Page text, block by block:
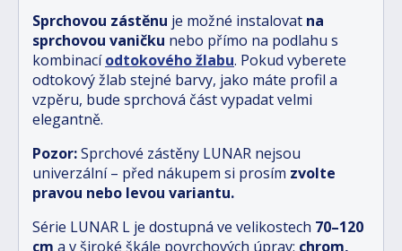
Sprchovou zástěnu je možné instalovat na
sprchovou vaničku nebo přímo na podlahu s
kombinací odtokového žlabu. Pokud vyberete
odtokový žlab stejné barvy, jako máte profil a
vzpěru, bude sprchová část vypadat velmi
elegantně.
Pozor:Sprchové zástěny LUNAR nejsou
univerzální – před nákupem si prosím zvolte
pravou nebo levou variantu.
Série LUNAR L je dostupná ve velikostech 70–120
cm a v široké škále povrchových úprav: chrom,